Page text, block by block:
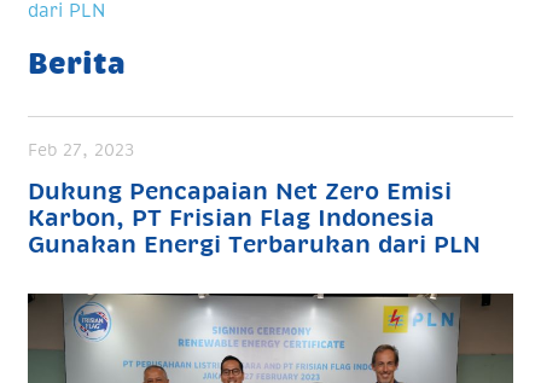
dari PLN
Berita
Feb 27, 2023
Dukung Pencapaian Net Zero Emisi
Karbon, PT Frisian Flag Indonesia
Gunakan Energi Terbarukan dari PLN